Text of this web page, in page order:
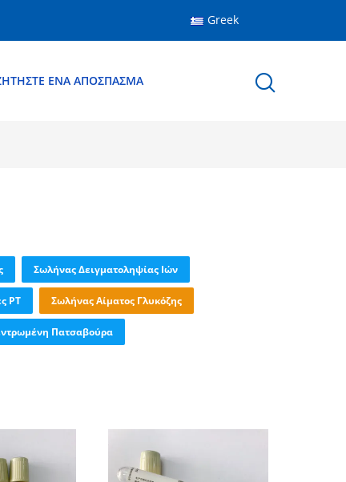
Greek
ΈΝΑ ΑΠΌΣΠΑΣΜΑ
Σωλήνας Δειγματοληψίας Ιών
PT Σωλήνας Αίματος Γλυκόζης
Πατσαβούρα